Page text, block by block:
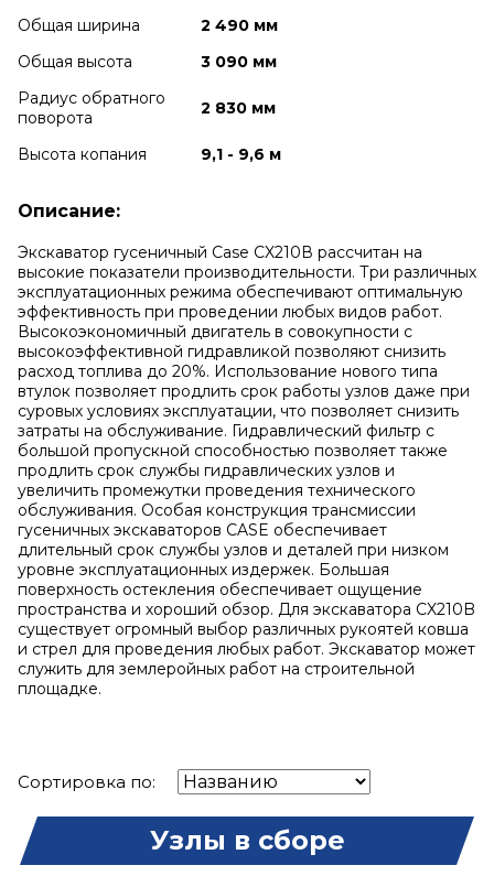
Общая ширина
2 490 мм
Общая высота
3 090 мм
Радиус обратного
поворота
2 830 мм
Высота копания 9,1 - 9,6 м
Описание:
Экскаватор гусеничный Case CX210В рассчитан на
высокие показатели производительности. Три различных
эксплуатационных режима обеспечивают оптимальную
эффективность при проведении любых видов работ.
Высокоэкономичный двигатель в совокупности с
высокоэффективной гидравликой позволяют снизить
расход топлива до 20%. Использование нового типа
втулок позволяет продлить срок работы узлов даже при
суровых условиях эксплуатации, что позволяет снизить
затраты на обслуживание. Гидравлический фильтр с
большой пропускной способностью позволяет также
продлить срок службы гидравлических узлов и
увеличить промежутки проведения технического
обслуживания. Особая конструкция трансмиссии
гусеничных экскаваторов CASE обеспечивает
длительный срок службы узлов и деталей при низком
уровне эксплуатационных издержек. Большая
поверхность остекления обеспечивает ощущение
пространства и хороший обзор. Для экскаватора CX210B
существует огромный выбор различных рукоятей ковша
и стрел для проведения любых работ. Экскаватор может
служить для землеройных работ на строительной
площадке.
Сортировка по:
Узлы в сборе